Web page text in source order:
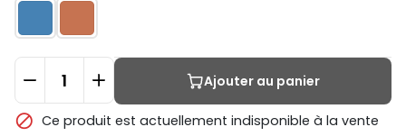
Ajouter au panier
 Ce produit est actuellement indisponible à la vente